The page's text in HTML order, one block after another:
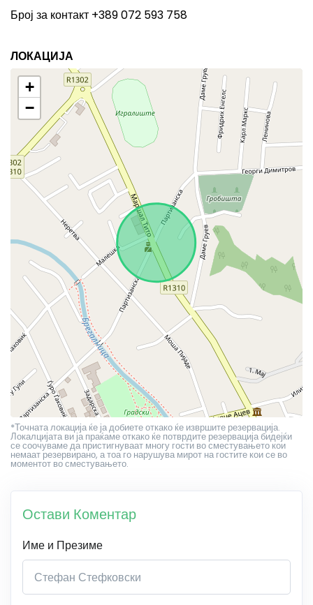
Број за контакт +389 072 593 758
ЛОКАЦИЈА
+
−
*Точната локација ќе ја добиете откако ќе извршите резервација.
Локалцијата ви ја праќаме откако ќе потврдите резервација бидејќи
се соочуваме да пристигнуваат многу гости во сместувањето кои
немаат резервирано, а тоа го нарушува мирот на гостите кои се во
моментот во сместувањето.
Остави Коментар
Име и Презиме